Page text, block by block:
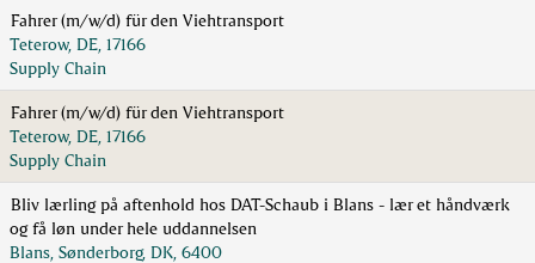
Fahrer (m/w/d) für den Viehtransport
Teterow, DE, 17166
Supply Chain
Fahrer (m/w/d) für den Viehtransport
Teterow, DE, 17166
Supply Chain
Bliv lærling på aftenhold hos DAT-Schaub i Blans - lær et håndværk
og få løn under hele uddannelsen
Blans, Sønderborg, DK, 6400